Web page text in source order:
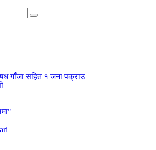
गाँजा सहित १ जना पक्राउ